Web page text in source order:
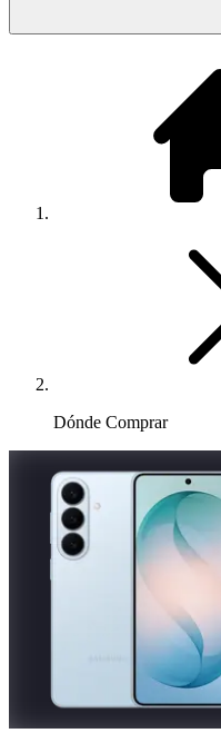
Dónde Comprar